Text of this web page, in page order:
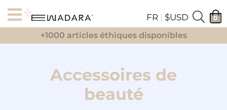
FR | $USD 0
+1000 articles éthiques disponibles
Accessoires de
beauté